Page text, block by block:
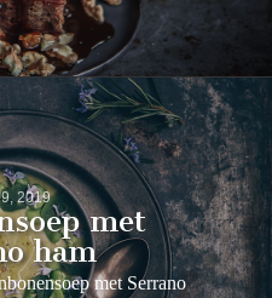
2019
met
ham
met Serrano